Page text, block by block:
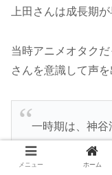
上田さんは成長期
当時アニメオタク
さんを意識して声
一時期は、神谷
意識してました
メニュー ホーム